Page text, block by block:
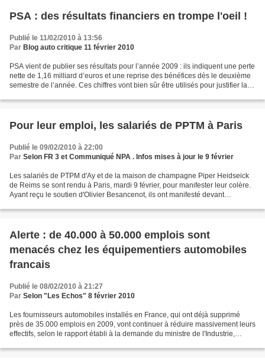
PSA : des résultats financiers en trompe l'oeil !
Publié le 11/02/2010 à 13:56
Par Blog auto critique 11 février 2010
PSA vient de publier ses résultats pour l’année 2009 : ils indiquent une perte
nette de 1,16 milliard d’euros et une reprise des bénéfices dès le deuxième
semestre de l’année. Ces chiffres vont bien sûr être utilisés pour justifier la
Pour leur emploi, les salariés de PPTM à Paris
Publié le 09/02/2010 à 22:00
Par Selon FR 3 et Communiqué NPA . Infos mises à jour le 9 février
Les salariés de PTPM d'Ay et de la maison de champagne Piper Heidseick
de Reims se sont rendu à Paris, mardi 9 février, pour manifester leur colère.
Ayant reçu le soutien d'Olivier Besancenot, ils ont manifesté devant
Alerte : de 40.000 à 50.000 emplois sont
menacés chez les équipementiers automobiles
francais
Publié le 08/02/2010 à 21:27
Par Selon "Les Echos" 8 février 2010
Les fournisseurs automobiles installés en France, qui ont déjà supprimé
près de 35.000 emplois en 2009, vont continuer à réduire massivement leurs
effectifs, selon le rapport établi à la demande du ministre de l'Industrie,